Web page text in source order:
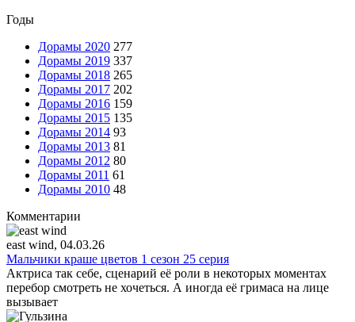
Годы
Дорамы 2020 277
Дорамы 2019 337
Дорамы 2018 265
Дорамы 2017 202
Дорамы 2016 159
Дорамы 2015 135
Дорамы 2014 93
Дорамы 2013 81
Дорамы 2012 80
Дорамы 2011 61
Дорамы 2010 48
Комментарии
east wind, 04.03.26
Мальчики краше цветов 1 сезон 25 серия
Актриса так себе, сценарий её роли в некоторых моментах
перебор смотреть не хочеться. А иногда её гримаса на лице
вызывает